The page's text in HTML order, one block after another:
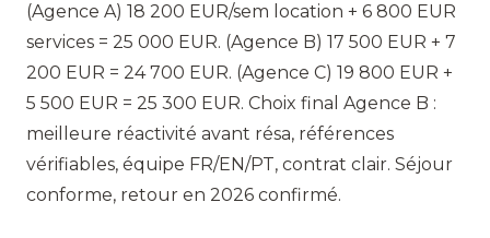
(Agence A) 18 200 EUR/sem location + 6 800 EUR
services = 25 000 EUR. (Agence B) 17 500 EUR + 7
200 EUR = 24 700 EUR. (Agence C) 19 800 EUR +
5 500 EUR = 25 300 EUR. Choix final Agence B :
meilleure réactivité avant résa, références
vérifiables, équipe FR/EN/PT, contrat clair. Séjour
conforme, retour en 2026 confirmé.